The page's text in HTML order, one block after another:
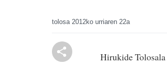
tolosa 2012ko urriaren 22a
Hirukide Tolosala